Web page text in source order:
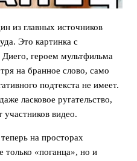
из главных источников
Это картинка с
героем мультфильма
на бранное слово, само
подтекста не имеет.
ласковое ругательство,
видео.
на просторах
только «поганца», но и